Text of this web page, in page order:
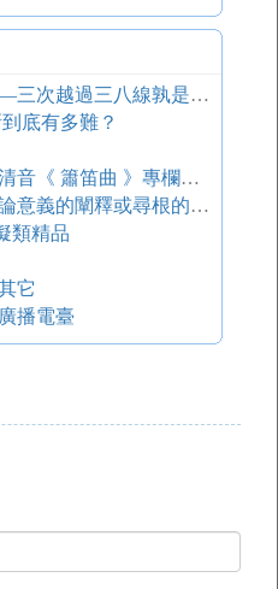
【觀點】馬雙有：朝戰——三次越過三八線孰是孰非？
底有多難？
【優美旋律】穿透靈魂的清音《 簫笛曲 》專欄（二）
論《棋王》 ——唯物論意義的闡釋或尋根的歧義
類精品
它
播電臺